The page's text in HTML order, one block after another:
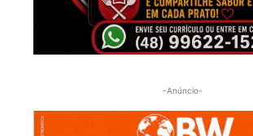
-Anúncio-